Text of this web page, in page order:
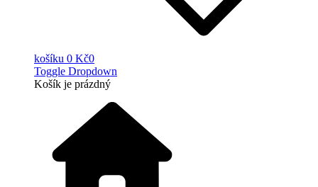
košíku 0 Kč0
Toggle Dropdown
Košík je prázdný